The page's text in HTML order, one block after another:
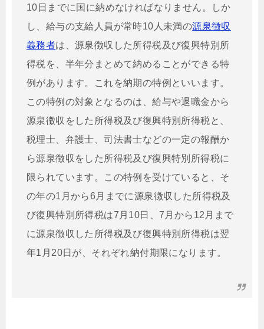
10日までに国に納めなければなりません。しか
し、給与の支給人員が常時10人未満の源泉徴収
義務者は、源泉徴収した所得税及び復興特別所
得税を、半年分まとめて納めることができる特
例があります。これを納期の特例といいます。
この特例の対象となるのは、給与や退職金から
源泉徴収をした所得税及び復興特別所得税と、
税理士、弁護士、司法書士などの一定の報酬か
ら源泉徴収をした所得税及び復興特別所得税に
限られています。この特例を受けていると、そ
の年の1月から6月までに源泉徴収した所得税及
び復興特別所得税は7月10日、7月から12月まで
に源泉徴収した所得税及び復興特別所得税は翌
年1月20日が、それぞれ納付期限になります。